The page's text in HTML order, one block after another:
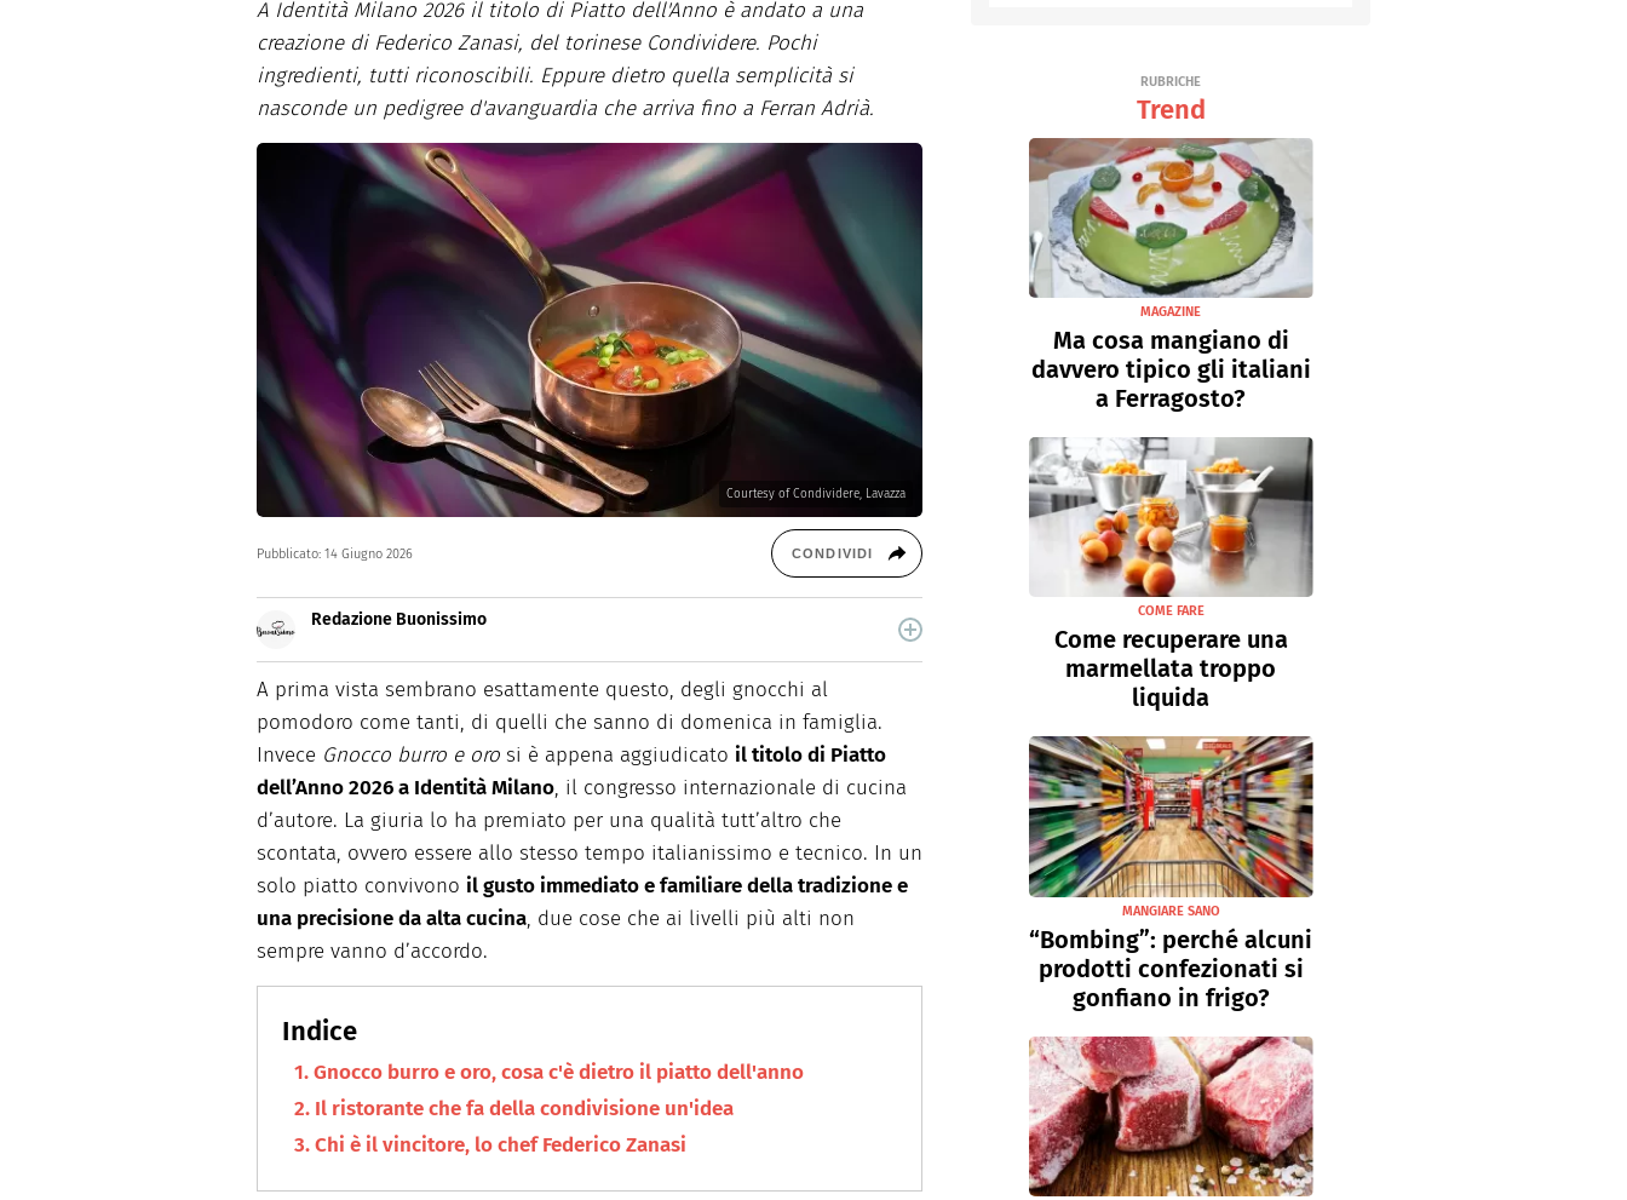
Dolci Pasqua
San Valentino
A Identità Milano 2026 il titolo di Piatto dell'Anno è andato a una
creazione di Federico Zanasi, del torinese Condividere. Pochi
ingredienti, tutti riconoscibili. Eppure dietro quella semplicità si
nasconde un pedigree d'avanguardia che arriva fino a Ferran Adrià.
Courtesy of Condividere, Lavazza
Pubblicato: 14 Giugno 2026 CONDIVIDI
Redazione Buonissimo
Buonissimo è il magazine di cucina di Italiaonline nel quale trovi idee veloci,
facili e spiegate passo passo.
A prima vista sembrano esattamente questo, degli gnocchi al
pomodoro come tanti, di quelli che sanno di domenica in famiglia.
Invece Gnocco burro e oro si è appena aggiudicato il titolo di Piatto
dell’Anno 2026 a Identità Milano, il congresso internazionale di cucina
d’autore. La giuria lo ha premiato per una qualità tutt’altro che
scontata, ovvero essere allo stesso tempo italianissimo e tecnico. In un
solo piatto convivono il gusto immediato e familiare della tradizione e
una precisione da alta cucina, due cose che ai livelli più alti non
sempre vanno d’accordo.
Gnocco burro e oro, cosa c'è dietro il piatto dell'anno
Il ristorante che fa della condivisione un'idea
Chi è il vincitore, lo chef Federico Zanasi
RUBRICHE
Trend
MAGAZINE
Ma cosa mangiano di
davvero tipico gli italiani
a Ferragosto?
COME FARE
Come recuperare una
marmellata troppo
liquida
MANGIARE SANO
“Bombing”: perché alcuni
prodotti confezionati si
gonfiano in frigo?